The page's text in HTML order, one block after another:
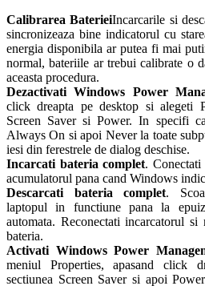
Calibrarea BaterieiIncarcarile si
sincronizeaza bine indicatorul cu
energia disponibila ar putea fi mai
normal, bateriile ar trebui calibrate o
aceasta procedura.
Dezactivati Windows Power
click dreapta pe desktop si alegeti
Screen Saver si Power. In specifi
Always On si apoi Never la toate
iesi din ferestrele de dialog deschise.
Incarcati bateria complet.
acumulatorul pana cand Windows
Descarcati bateria complet.
laptopul in functiune pana la
automata. Reconectati incarcatorul
bateria.
Activati Windows Power
meniul Properties, apasand click
sectiunea Screen Saver si apoi